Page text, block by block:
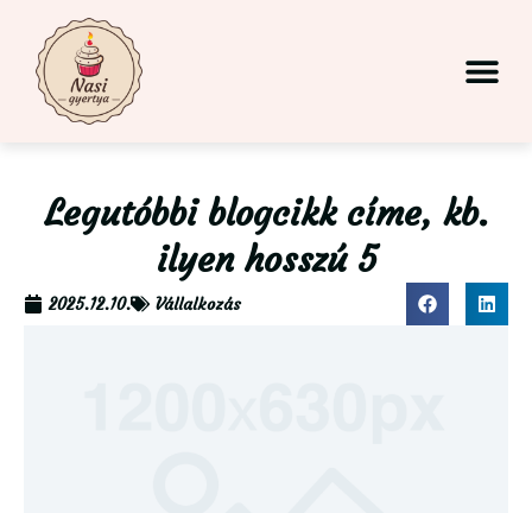
Legutóbbi blogcikk címe, kb.
ilyen hosszú 5
2025.12.10. Vállalkozás